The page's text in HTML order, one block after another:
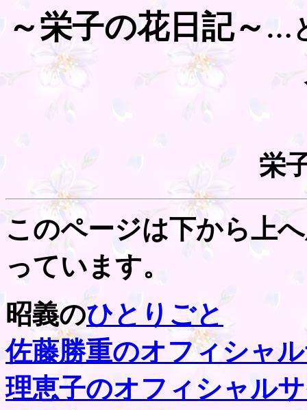
～栄子の花日記～ …
栄
このページは下から上
っています。
昭義のひとりごと
佐藤勝重のオフィシャ
理恵子のオフィシャル